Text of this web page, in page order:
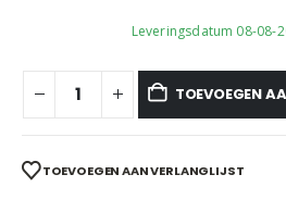
Leveringsdatum 08-08-
TOEVOEGEN
TOEVOEGEN AAN VERLANGLIJST